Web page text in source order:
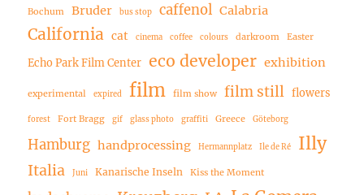
Bochum Bruder bus stop caffenol Calabria
California cat cinema coffee colours darkroom Easter
Echo Park Film Center eco developer exhibition
experimental expired film film show film still flowers
forest Fort Bragg gif glass photo graffiti Greece Göteborg
Hamburg handprocessing Hermannplatz Ile de Ré Illy
Italia Juni Kanarische Inseln Kiss the Moment